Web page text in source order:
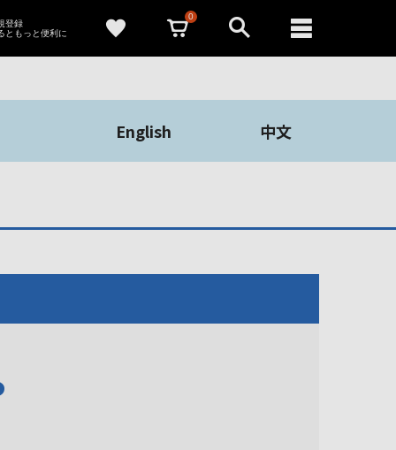
登録
ともっと便利に
0
English 中文